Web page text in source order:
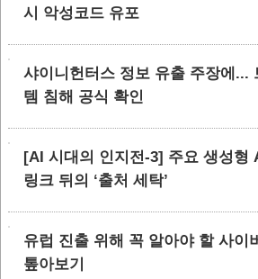
시 악성코드 유포
샤이니헌터스 정보 유출 주장에...
템 침해 공식 확인
[AI 시대의 인지전-3] 주요 생성형
링크 뒤의 ‘출처 세탁’
유럽 진출 위해 꼭 알아야 할 사이
톺아보기